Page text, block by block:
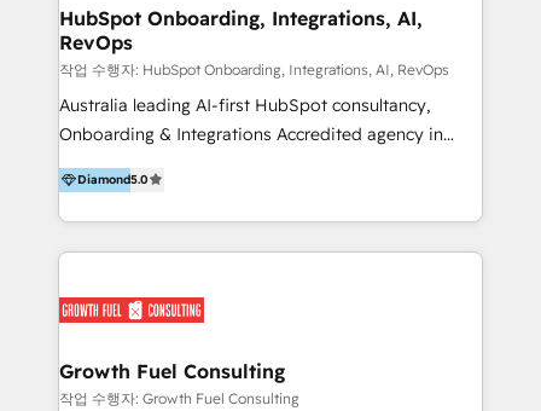
cybersecurity), education (K12 enrollment, hiring,
eLearning, and university enrollment), health, and
finance. Don't fit into one of those industries? No
worries. We have clients in over 40 industries! Let's
chat. We have also created the only SchoolMint →
Infinite Campus → HubSpot integration for K12
schools & networks! As a HubSpot Solutions Partner
solution architecture and implementation.
HubSpot Onboarding, Integrations, AI,
RevOps
작업 수행자: HubSpot Onboarding, Integrations, AI, RevOps
Australia leading AI-first HubSpot consultancy,
Onboarding & Integrations Accredited agency in
Australia. We implement HubSpot & enable mid-
market businesses & their teams to grow across
sales, marketing, customer service, and revenue
operations. Your tried, tested, and proven pathway
organisations to scale their Solutions & AI Journey
Systems, Technology, and Governance​, practically
and safely. We combine deep HubSpot expertise
Diamond5.0
Growth Fuel Consulting
작업 수행자: Growth Fuel Consulting